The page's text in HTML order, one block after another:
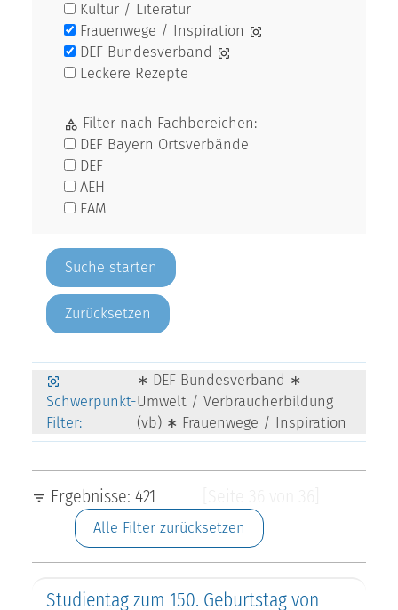
Kultur / Literatur
Frauenwege / Inspiration
DEF Bundesverband
Leckere Rezepte
Filter nach Fachbereichen:
DEF Bayern Ortsverbände
DEF
AEH
EAM
Zurücksetzen
Schwerpunkt-
Filter:
∗ DEF Bundesverband ∗
Umwelt / Verbraucherbildung
(vb) ∗ Frauenwege / Inspiration
Ergebnisse: 421
Alle Filter zurücksetzen
Studientag zum 150. Geburtstag von